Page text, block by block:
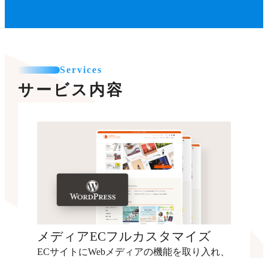
Services
サービス内容
メディアECフルカスタマイズ
ECサイトにWebメディアの機能を取り入れ、